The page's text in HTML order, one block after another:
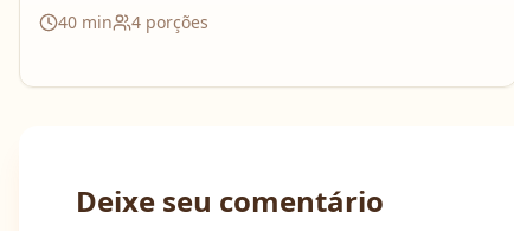
40 min 4 porções
Deixe seu comentário